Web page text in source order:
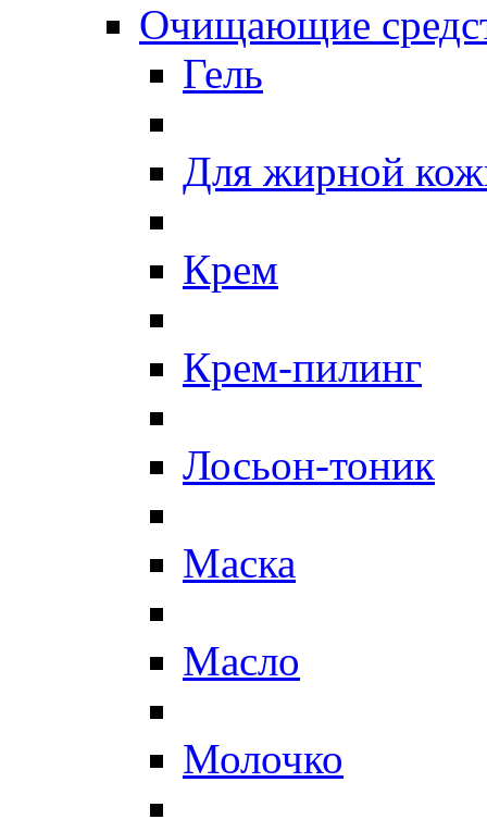
Очищающие
Гель
Для жирной
Крем
Крем-пилинг
Лосьон-тоник
Маска
Масло
Молочко